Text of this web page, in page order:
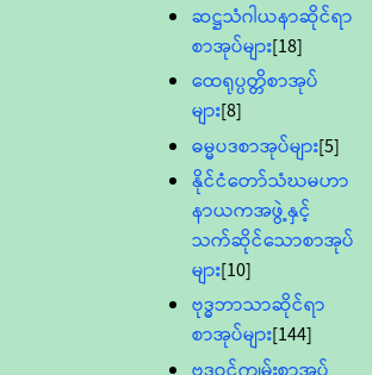
ဆဋ္ဌသံဂါယနာဆိုင်ရာ
စာအုပ်များ[18]
ထေရုပ္ပတ္တိစာအုပ်
များ[8]
ဓမ္မပဒစာအုပ်များ[5]
နိုင်ငံတော်သံဃမဟာ
နာယကအဖွဲ့နှင့်
သက်ဆိုင်သောစာအုပ်
များ[10]
ဗုဒ္ဓဘာသာဆိုင်ရာ
စာအုပ်များ[144]